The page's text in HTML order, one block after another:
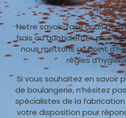
et
Notre savoir-faire nous
frais au quotidien. En plus
nous mettons un point
règles
Si vous souhaitez en savoir
de boulangerie, n’hésitez
spécialistes de la
votre disposition pour